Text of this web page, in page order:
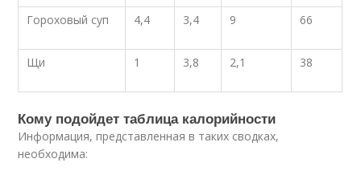
Гороховый суп 4,4 3,4 9 66
Щи 1 3,8 2,1 38
Кому подойдет таблица калорийности
Информация, представленная в таких сводках,
необходима: